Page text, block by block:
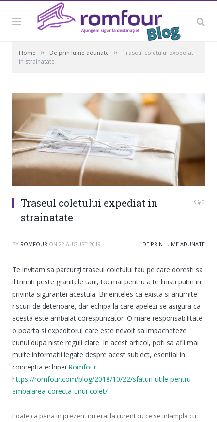
Home » De prin lume adunate »
Traseul coletului expediat
in strainatate
Traseul coletului expediat in
strainatate
0
BY ROMFOUR ON 22 AUGUST 2019 DE PRIN LUME ADUNATE
Te invitam sa parcurgi traseul coletului tau pe care doresti sa
il trimiti peste granitele tarii, tocmai pentru a te linisti putin in
privinta sigurantei acestuia. Bineinteles ca exista si anumite
riscuri de deterioare, dar echipa la care apelezi se asigura ca
acesta este ambalat corespunzator. O mare responsabilitate
o poarta si expeditorul care este nevoit sa impacheteze
bunul dupa niste reguli clare. In acest articol, poti sa afli mai
multe informatii legate despre acest subiect, esential in
conceptia echipei Romfour:
https://romfour.com/blog/2018/10/22/sfaturi-utile-pentru-
ambalarea-corecta-unui-colet/.
Poate ca pana in prezent nu erai la curent cu ce se intampla cu